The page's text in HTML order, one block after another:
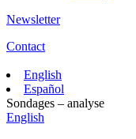
Newsletter
Contact
English
Español
Sondages – analyse
English